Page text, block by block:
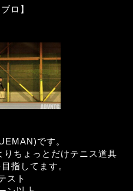
ロ】
です。
ちょっとだけテニス道具
指してます。
スト